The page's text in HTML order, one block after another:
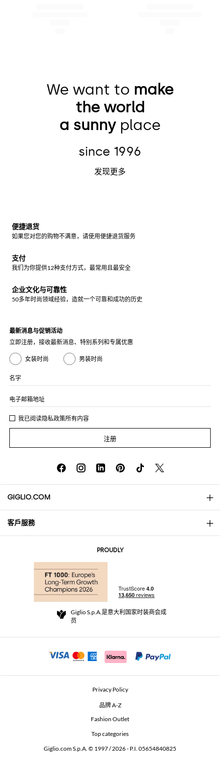
We want to make
the world
a sunnyplace
since 1996
发现更多
便捷退货
如果您对您的购物不满意，请使用便捷退货服务
支付
我们为你提供12种支付方式，最常用且最安全
企业文化与可靠性
50多年时尚领域经验，造就一个可靠和成功的历史
最新消息与促销活动
立即注册，接收最新消息、特别系列和专属优惠
女装时尚 男装时尚
名字
电子邮箱地址
我已阅读隐私政策所有内容
注册
GIGLIO.COM
About
Beauty Seekers VIP Club
客戶服務
退货与退款
For a safe shopping experience
Security Communication
PROUDLY
Giglio S.p.A.是意大利国家时装商会成
员
Privacy Policy
品牌 A-Z
Fashion Outlet
Top categories
Giglio.com S.p.A. © 1997 / 2026 - P.I. 05654840825